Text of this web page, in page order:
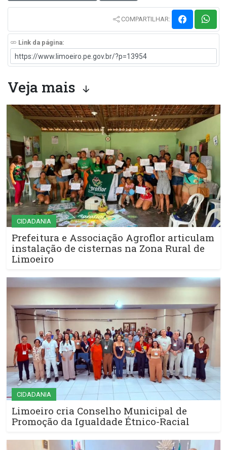
COMPARTILHAR:
Link da página:
Veja mais
CIDADANIA
Prefeitura e Associação Agroflor articulam
instalação de cisternas na Zona Rural de
Limoeiro
CIDADANIA
Limoeiro cria Conselho Municipal de
Promoção da Igualdade Étnico-Racial